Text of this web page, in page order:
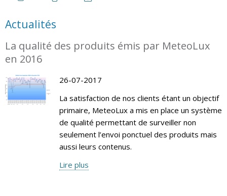
Actualités
La qualité des produits émis par MeteoLux
en 2016
26-07-2017
La satisfaction de nos clients étant un objectif
primaire, MeteoLux a mis en place un système
de qualité permettant de surveiller non
seulement l’envoi ponctuel des produits mais
aussi leurs contenus.
Lire plus